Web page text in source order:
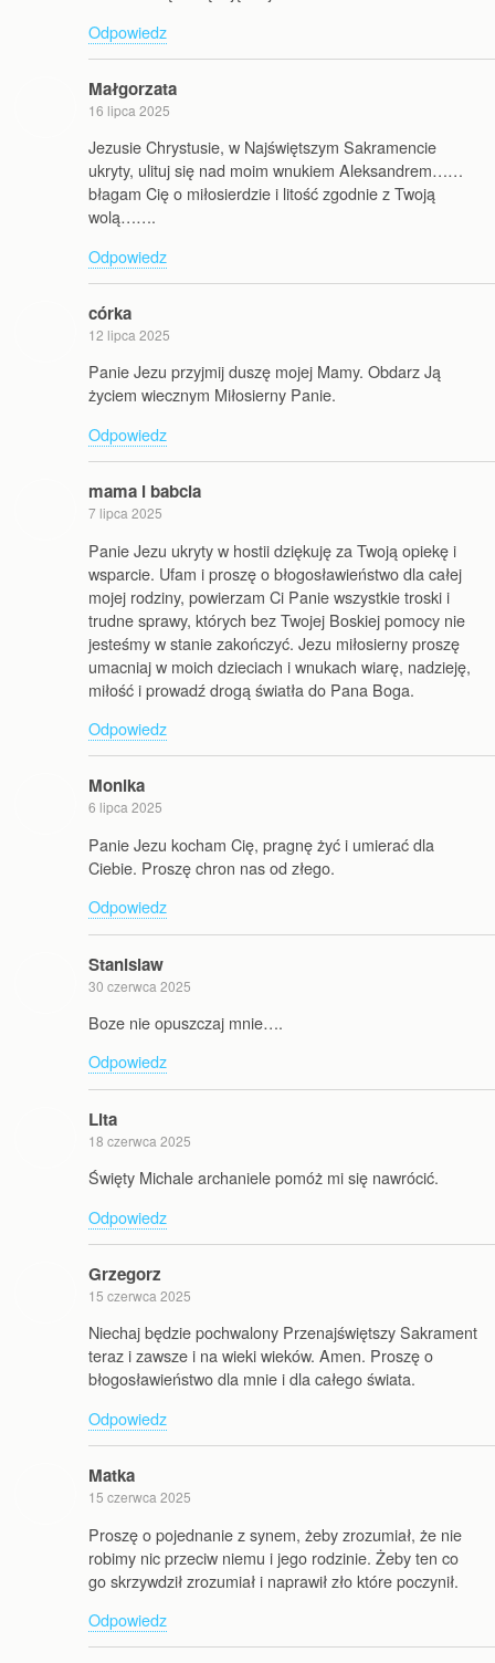
Odpowiedz
Małgorzata
16 lipca 2025
Jezusie Chrystusie, w Najświętszym Sakramencie
ukryty, ulituj się nad moim wnukiem Aleksandrem……
błagam Cię o miłosierdzie i litość zgodnie z Twoją
wolą…….
Odpowiedz
córka
12 lipca 2025
Panie Jezu przyjmij duszę mojej Mamy. Obdarz Ją
życiem wiecznym Miłosierny Panie.
Odpowiedz
mama i babcia
7 lipca 2025
Panie Jezu ukryty w hostii dziękuję za Twoją opiekę i
wsparcie. Ufam i proszę o błogosławieństwo dla całej
mojej rodziny, powierzam Ci Panie wszystkie troski i
trudne sprawy, których bez Twojej Boskiej pomocy nie
jesteśmy w stanie zakończyć. Jezu miłosierny proszę
umacniaj w moich dzieciach i wnukach wiarę, nadzieję,
miłość i prowadź drogą światła do Pana Boga.
Odpowiedz
Monika
6 lipca 2025
Panie Jezu kocham Cię, pragnę żyć i umierać dla
Ciebie. Proszę chron nas od złego.
Odpowiedz
Stanislaw
30 czerwca 2025
Boze nie opuszczaj mnie….
Odpowiedz
Lita
18 czerwca 2025
Święty Michale archaniele pomóż mi się nawrócić.
Odpowiedz
Grzegorz
15 czerwca 2025
Niechaj będzie pochwalony Przenajświętszy Sakrament
teraz i zawsze i na wieki wieków. Amen. Proszę o
błogosławieństwo dla mnie i dla całego świata.
Odpowiedz
Matka
15 czerwca 2025
Proszę o pojednanie z synem, żeby zrozumiał, że nie
robimy nic przeciw niemu i jego rodzinie. Żeby ten co
go skrzywdził zrozumiał i naprawił zło które poczynił.
Odpowiedz